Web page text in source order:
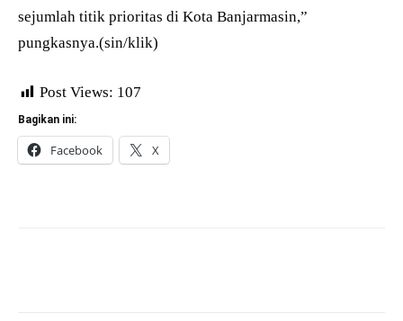
sejumlah titik prioritas di Kota Banjarmasin,”
pungkasnya.(sin/klik)
Post Views: 107
Bagikan ini:
Facebook X